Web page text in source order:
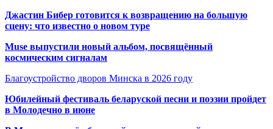
Джастин Бибер готовится к возвращению на большую
сцену: что известно о новом туре
Muse выпустили новый альбом, посвящённый
космическим сигналам
Благоустройство дворов Минска в 2026 году
Юбилейный фестиваль беларуской песни и поэзии пройдет
в Молодечно в июне